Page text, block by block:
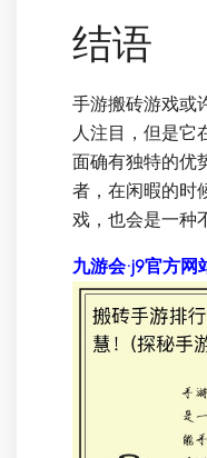
结语
手游搬砖游戏或
人注目，但是它
面确有独特的优
者，在闲暇的时
戏，也会是一种
九游会·j9官方网